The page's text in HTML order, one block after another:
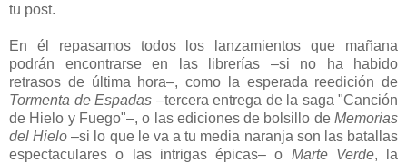
tu post.
En él repasamos todos los lanzamientos que mañana
podrán encontrarse en las librerías –si no ha habido
retrasos de última hora–, como la esperada reedición de
Tormenta de Espadas –tercera entrega de la saga "Canción
de Hielo y Fuego"–, o las ediciones de bolsillo de Memorias
del Hielo–si lo que le va a tu media naranja son las batallas
espectaculares o las intrigas épicas– o Marte Verde, la